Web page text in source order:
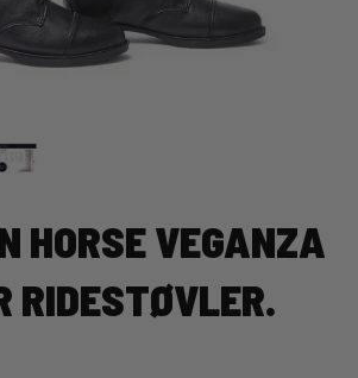
HORSE VEGANZA
RIDESTØVLER.